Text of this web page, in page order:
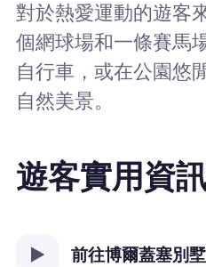
對於熱愛運動的遊客
個網球場和一條賽馬
自行車，或在公園悠
自然美景。
遊客實用資
前往博爾蓋塞別墅